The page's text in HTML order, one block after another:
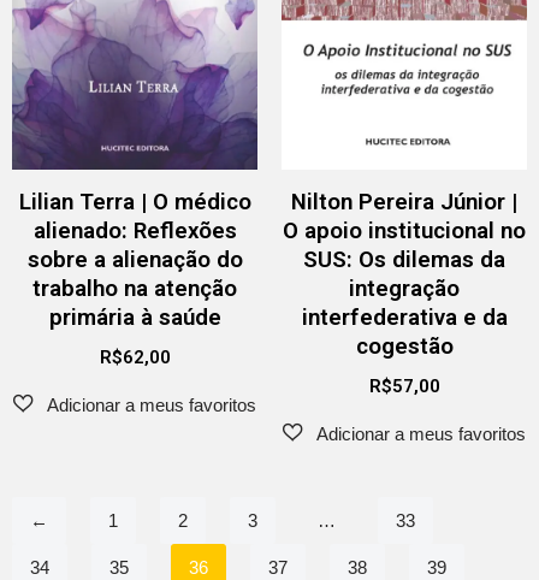
Lilian Terra | O médico
alienado: Reflexões
sobre a alienação do
trabalho na atenção
primária à saúde
R$62,00
Nilton Pereira Júnior |
O apoio institucional no
SUS: Os dilemas da
integração
interfederativa e da
cogestão
R$57,00
← 1 2 3 … 33
34 35 36 37 38 39